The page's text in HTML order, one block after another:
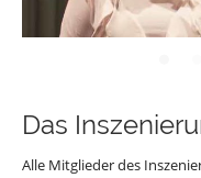
Das
Alle Mitglieder des